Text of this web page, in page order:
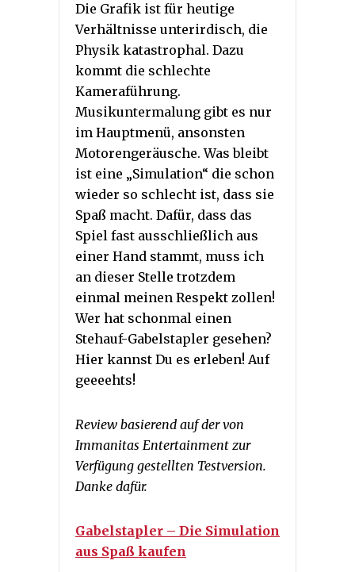
Die Grafik ist für heutige
Verhältnisse unterirdisch, die
Physik katastrophal. Dazu
kommt die schlechte
Kameraführung.
Musikuntermalung gibt es nur
im Hauptmenü, ansonsten
Motorengeräusche. Was bleibt
ist eine „Simulation“ die schon
wieder so schlecht ist, dass sie
Spaß macht. Dafür, dass das
Spiel fast ausschließlich aus
einer Hand stammt, muss ich
an dieser Stelle trotzdem
einmal meinen Respekt zollen!
Wer hat schonmal einen
Stehauf-Gabelstapler gesehen?
Hier kannst Du es erleben! Auf
geeeehts!
Review basierend auf der von
Immanitas Entertainment zur
Verfügung gestellten Testversion.
Danke dafür.
Gabelstapler – Die Simulation
aus Spaß kaufen